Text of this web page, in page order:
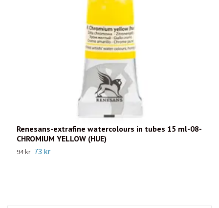
Renesans-extrafine watercolours in tubes 15 ml-08-
CHROMIUM YELLOW (HUE)
94 kr 73 kr